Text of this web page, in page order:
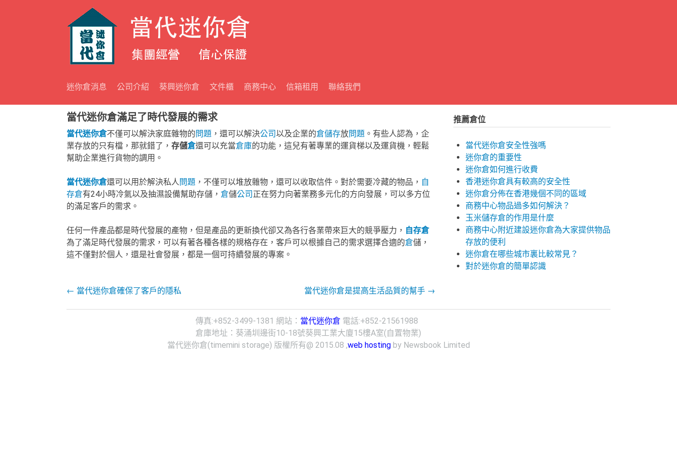
迷你倉消息 公司介紹 葵興迷你倉 文件櫃 商務中心 信箱租用 聯絡我們
當代迷你倉滿足了時代發展的需求
當代迷你倉不僅可以解決家庭雜物的問題 ，還可以解決公司以及企業的倉儲存放問題 。有些人認為，企
業存放的只有檔，那就錯了， 存儲倉還可以充當倉庫的功能，這兒有著專業的運貨梯以及運貨機，輕鬆
幫助企業進行貨物的調用。
當代迷你倉還可以用於解決私人問題 ，不僅可以堆放雜物，還可以收取信件。對於需要冷藏的物品， 自
存倉有24小時冷氣以及抽濕設備幫助存儲， 倉儲公司 正在努力向著業務多元化的方向發展，可以多方位
的滿足客戶的需求。
任何一件產品都是時代發展的產物，但是產品的更新換代卻又為各行各業帶來巨大的競爭壓力， 自存倉
為了滿足時代發展的需求，可以有著各種各樣的規格存在，客戶可以根據自己的需求選擇合適的倉儲，
這不僅對於個人，還是社會發展，都是一個可持續發展的專案。
Post navigation
← 當代迷你倉確保了客戶的隱私 當代迷你倉是提高生活品質的幫手 →
推薦倉位
當代迷你倉安全性強嗎
迷你倉的重要性
迷你倉如何進行收費
香港迷你倉具有較高的安全性
迷你倉分佈在香港幾個不同的區域
商務中心物品過多如何解決？
玉米儲存倉的作用是什麼
商務中心附近建設迷你倉為大家提供物品
存放的便利
迷你倉在哪些城市裏比較常見？
對於迷你倉的簡單認識
傳真:+852-3499-1381 網站： 當代迷你倉 電話:+852-21561988
倉庫地址：葵涌圳邊街10-18號葵興工業大廈15樓A室(自置物業)
當代迷你倉(timemini storage) 版權所有@ 2015.08 ,web hosting by Newsbook Limited